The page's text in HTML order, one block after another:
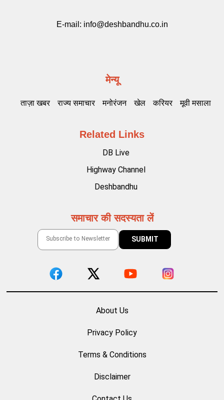
E-mail: info@deshbandhu.co.in
मेन्यू
ताज़ा खबर राज्य समाचार मनोरंजन खेल करियर मूवी मसाला
Related Links
DB Live
Highway Channel
Deshbandhu
समाचार की सदस्यता लें
About Us
Privacy Policy
Terms & Conditions
Disclaimer